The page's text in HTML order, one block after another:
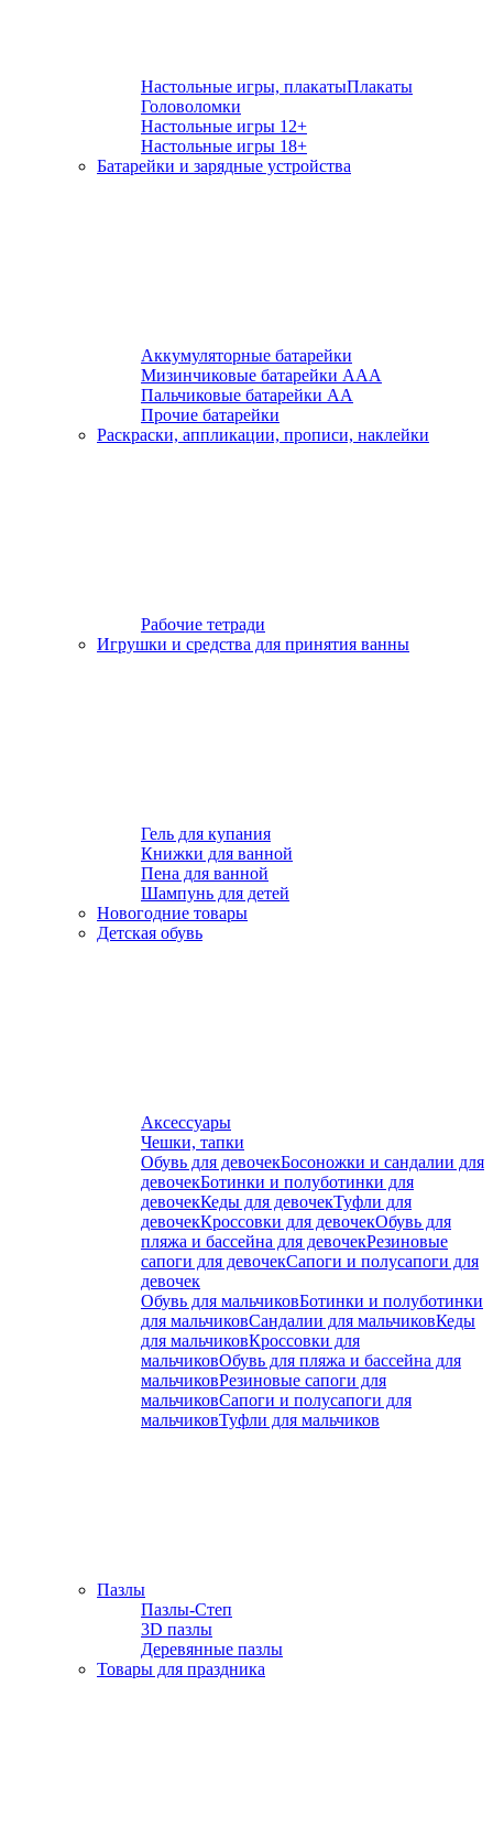
Настольные игры, плакатыПлакаты
Головоломки
Настольные игры 12+
Настольные игры 18+
Батарейки и зарядные устройства
Аккумуляторные батарейки
Мизинчиковые батарейки ААА
Пальчиковые батарейки АА
Прочие батарейки
Раскраски, аппликации, прописи, наклейки
Рабочие тетради
Игрушки и средства для принятия ванны
Гель для купания
Книжки для ванной
Пена для ванной
Шампунь для детей
Новогодние товары
Детская обувь
Аксессуары
Чешки, тапки
Обувь для девочекБосоножки и сандалии для
девочекБотинки и полуботинки для
девочекКеды для девочекТуфли для
девочекКроссовки для девочекОбувь для
пляжа и бассейна для девочекРезиновые
сапоги для девочекСапоги и полусапоги для
девочек
Обувь для мальчиковБотинки и полуботинки
для мальчиковСандалии для мальчиковКеды
для мальчиковКроссовки для
мальчиковОбувь для пляжа и бассейна для
мальчиковРезиновые сапоги для
мальчиковСапоги и полусапоги для
мальчиковТуфли для мальчиков
Пазлы
Пазлы-Степ
3D пазлы
Деревянные пазлы
Товары для праздника